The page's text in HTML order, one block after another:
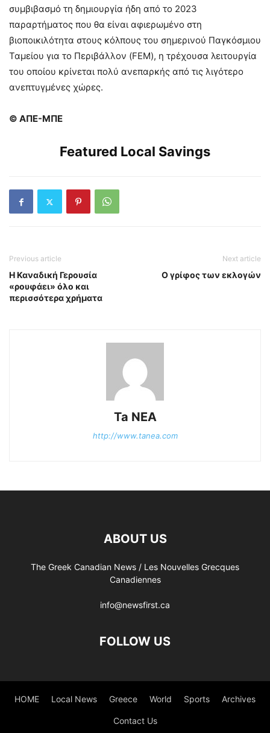
συμβιβασμό τη δημιουργία ήδη από το 2023
παραρτήματος που θα είναι αφιερωμένο στη
βιοποικιλότητα στους κόλπους του σημερινού Παγκόσμιου
Ταμείου για το Περιβάλλον (FEM), η τρέχουσα λειτουργία
του οποίου κρίνεται πολύ ανεπαρκής από τις λιγότερο
ανεπτυγμένες χώρες.
© ΑΠΕ-ΜΠΕ
Featured Local Savings
Previous article
Η Καναδική Γερουσία
«ρουφάει» όλο και
περισσότερα χρήματα
Next article
Ο γρίφος των εκλογών
Ta NEA
http://www.tanea.com
ABOUT US
The Greek Canadian News / Les Nouvelles Grecques
Canadiennes
info@newsfirst.ca
FOLLOW US
HOME Local News Greece World Sports Archives
Contact Us